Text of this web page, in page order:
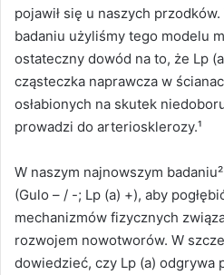
pojawił się u naszych
badaniu użyliśmy tego modelu
ostateczny dowód na to, że Lp
cząsteczka naprawcza w
osłabionych na skutek
prowadzi do arteriosklerozy.¹
W naszym najnowszym
(Gulo – / -; Lp (a) +), aby
mechanizmów fizycznych
rozwojem nowotworów. W
dowiedzieć, czy Lp (a) odgrywa